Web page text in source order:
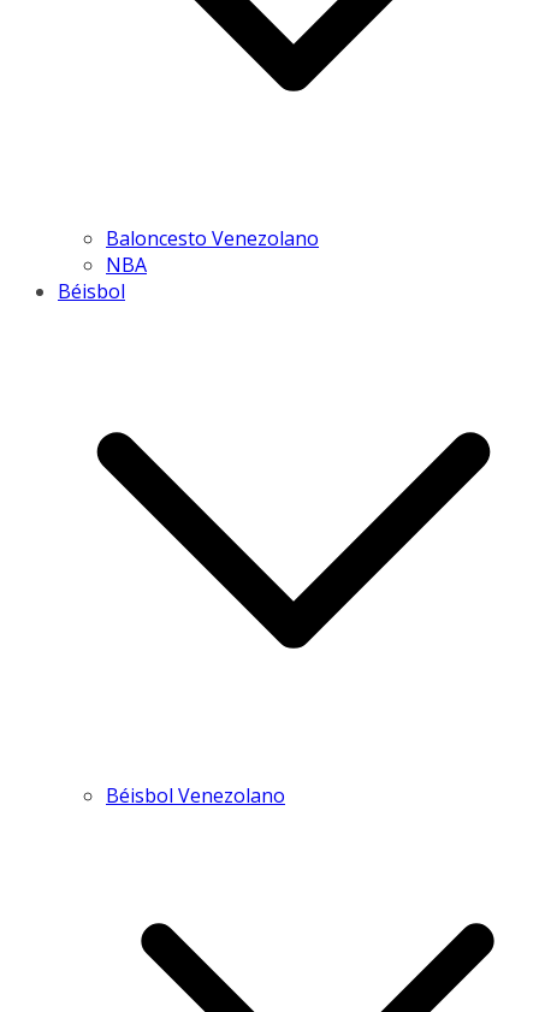
Baloncesto Venezolano
NBA
Béisbol
Béisbol Venezolano